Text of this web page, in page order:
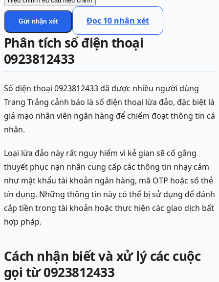
Gửi nhận xét Đọc 10 nhận xét
Phân tích số điện thoại
0923812433
Số điện thoại 0923812433 đã được nhiều người dùng
Trang Trắng cảnh báo là số điện thoại lừa đảo, đặc biệt là
giả mạo nhân viên ngân hàng để chiếm đoạt thông tin cá
nhân.
Loại lừa đảo này rất nguy hiểm vì kẻ gian sẽ cố gắng
thuyết phục nạn nhân cung cấp các thông tin nhạy cảm
như mật khẩu tài khoản ngân hàng, mã OTP hoặc số thẻ
tín dụng. Những thông tin này có thể bị sử dụng để đánh
cắp tiền trong tài khoản hoặc thực hiện các giao dịch bất
hợp pháp.
Cách nhận biết và xử lý các cuộc
gọi từ 0923812433